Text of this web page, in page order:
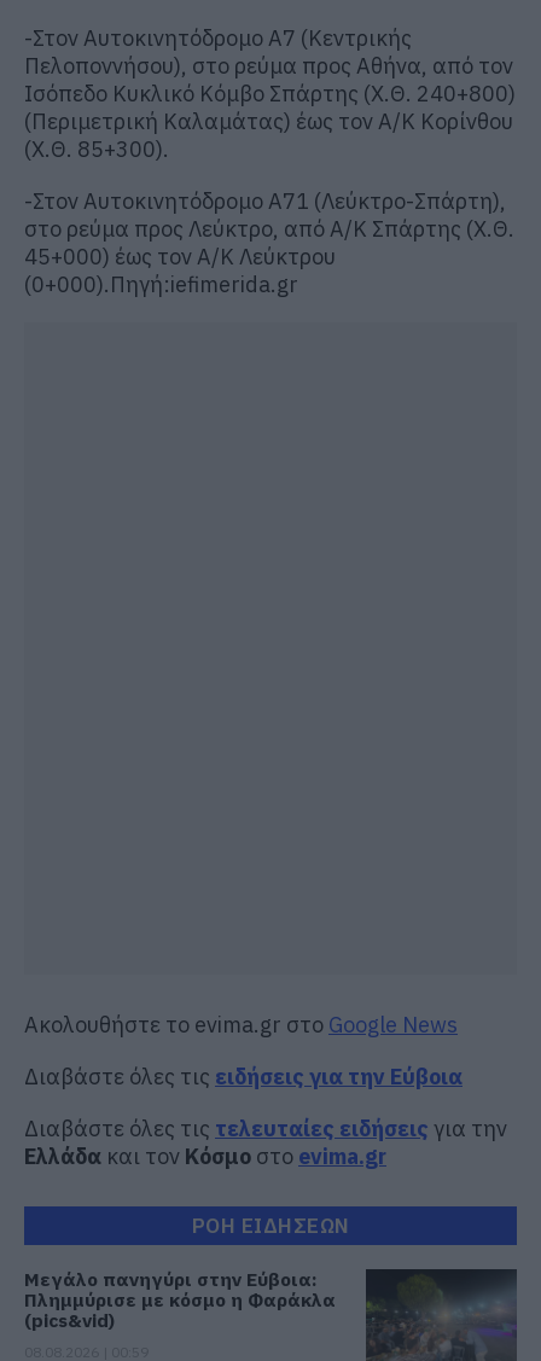
-Στον Αυτοκινητόδρομο Α7 (Κεντρικής
Πελοποννήσου), στο ρεύμα προς Αθήνα, από τον
Ισόπεδο Κυκλικό Κόμβο Σπάρτης (Χ.Θ. 240+800)
(Περιμετρική Καλαμάτας) έως τον Α/Κ Κορίνθου
(Χ.Θ. 85+300).
-Στον Αυτοκινητόδρομο Α71 (Λεύκτρο-Σπάρτη),
στο ρεύμα προς Λεύκτρο, από Α/Κ Σπάρτης (Χ.Θ.
45+000) έως τον Α/Κ Λεύκτρου
(0+000).Πηγή:iefimerida.gr
Ακολουθήστε το evima.gr στο Google News
Διαβάστε όλες τις ειδήσεις για την Εύβοια
Διαβάστε όλες τις τελευταίες ειδήσεις για την
Ελλάδα και τον Κόσμο στο evima.gr
ΡΟΗ ΕΙΔΗΣΕΩΝ
Μεγάλο πανηγύρι στην Εύβοια:
Πλημμύρισε με κόσμο η Φαράκλα
(pics&vid)